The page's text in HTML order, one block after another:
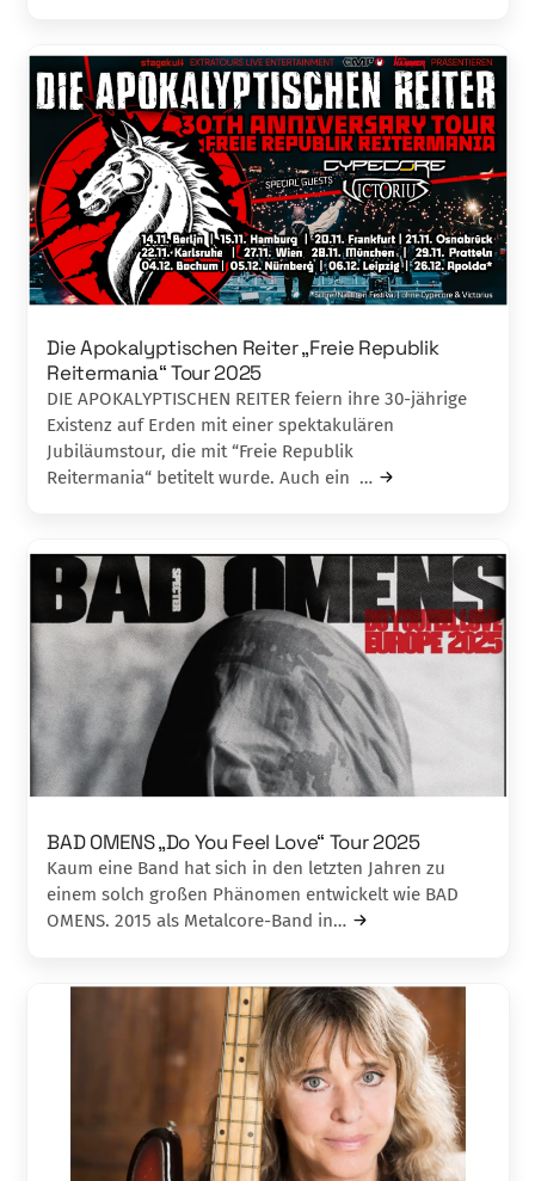
Die Apokalyptischen Reiter „Freie Republik
Reitermania“ Tour 2025
DIE APOKALYPTISCHEN REITER feiern ihre 30-jährige
Existenz auf Erden mit einer spektakulären
Jubiläumstour, die mit “Freie Republik
Reitermania“ betitelt wurde. Auch ein …
BAD OMENS „Do You Feel Love“ Tour 2025
Kaum eine Band hat sich in den letzten Jahren zu
einem solch großen Phänomen entwickelt wie BAD
OMENS. 2015 als Metalcore-Band in…